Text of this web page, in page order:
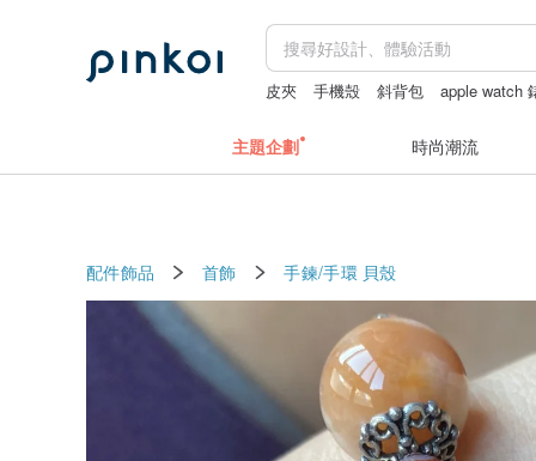
皮夾 手機殼 斜背包 apple watch
主題企劃 時尚潮流
配件飾品 首飾 手鍊/手環 貝殼